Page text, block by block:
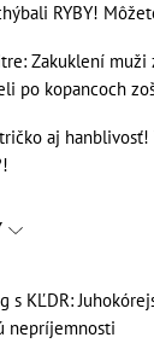
RYBY!
Zakuklení
po kopancoch
aj hanblivosť!
s KĽDR:
nepríjemnosti